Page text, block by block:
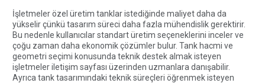
İşletmeler özel üretim tanklar istediğinde maliyet daha da
yükselir çünkü tasarım süreci daha fazla mühendislik gerektirir.
Bu nedenle kullanıcılar standart üretim seçeneklerini inceler ve
çoğu zaman daha ekonomik çözümler bulur. Tank hacmi ve
geometri seçimi konusunda teknik destek almak isteyen
işletmeleriletişim sayfası üzerinden uzmanlara danışabilir.
Ayrıca tank tasarımındaki teknik süreçleri öğrenmek isteyen